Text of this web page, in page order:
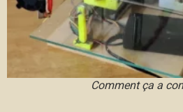
Comment ça a